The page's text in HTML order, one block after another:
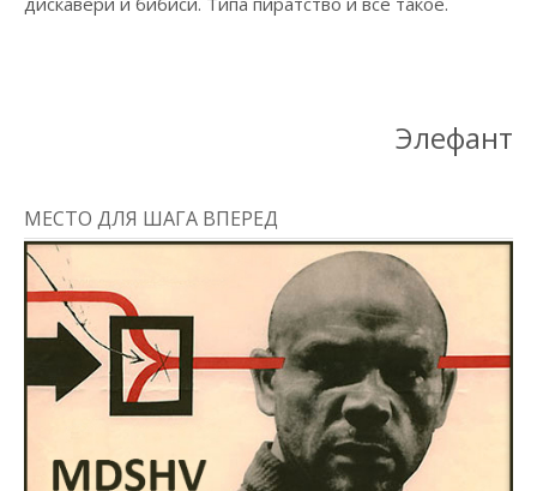
Элефант
МЕСТО ДЛЯ ШАГА ВПЕРЕД